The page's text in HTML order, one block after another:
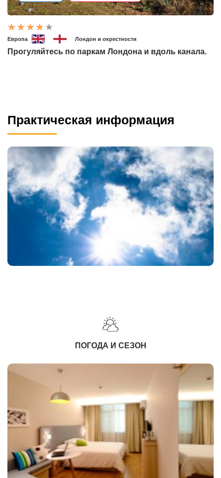
Европа Лондон и окрестности
Прогуляйтесь по паркам Лондона и вдоль канала.
Практическая информация
ПОГОДА И СЕЗОН